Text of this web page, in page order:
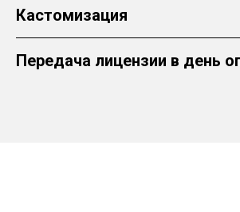
Кастомизация
Передача лицензии в день